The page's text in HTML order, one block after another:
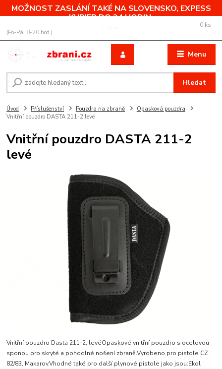
MOŽNOST ZASLÁNÍ TAKÉ NA SLOVENSKO, EXPESS
KURIER DO 24 HODIN.
Menu
Hledat
(Po-Pá, 8-20 hod.)
0 ks
Úvod Příslušenství Pouzdra na zbraně
Opasková pouzdra
Vnitřní pouzdro DASTA 211-2 levé
Vnitřní pouzdro DASTA 211-2
levé
Vnitřní pouzdro Dasta 211-2, levéOpaskové vnitřní pouzdro s ocelovou
sponou pro skryté a pohodlné nošení zbraně.Vyrobeno pro pistole CZ
82/83, Makarov.Vhodné také pro další plynové pistole jako jsou:Ekol